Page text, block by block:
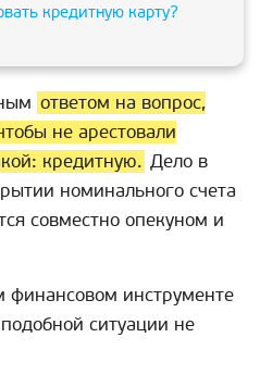
кредитную карту?
ответом на вопрос,
не арестовали
кредитную. Дело в
номинального счета
совместно опекуном и
финансовом инструменте
ситуации не